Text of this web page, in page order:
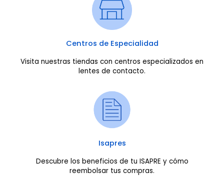
Centros de Especialidad
Visita nuestras tiendas con centros especializados en
lentes de contacto.
Isapres
Descubre los beneficios de tu ISAPRE y cómo
reembolsar tus compras.